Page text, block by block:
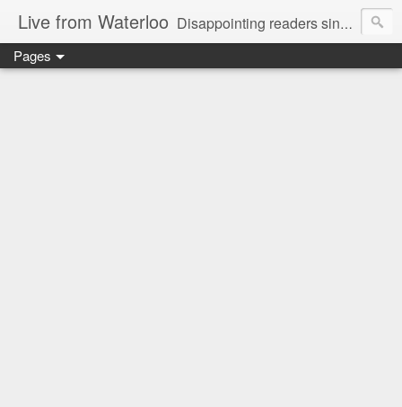
Live from Waterloo Disappointing readers since 2006
Pages